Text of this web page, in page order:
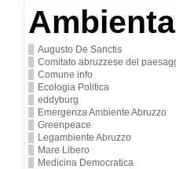
Augusto De Sanctis
Comitato abruzzese del
Comune info
Ecologia Politica
eddyburg
Emergenza Ambiente Abruzzo
Greenpeace
Legambiente Abruzzo
Mare Libero
Medicina Democratica